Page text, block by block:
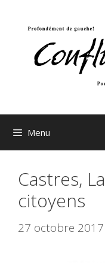
Menu
Castres,
citoyens
27 octobre 2017